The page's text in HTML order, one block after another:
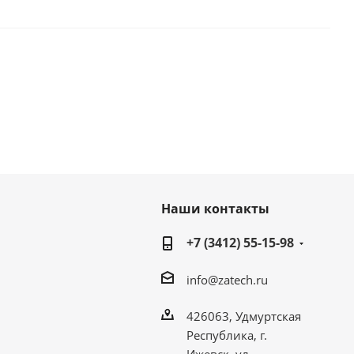
Наши контакты
+7 (3412) 55-15-98
info@zatech.ru
426063, Удмуртская
Республика, г.